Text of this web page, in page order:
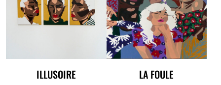
ILLUSOIRE LA FOULE